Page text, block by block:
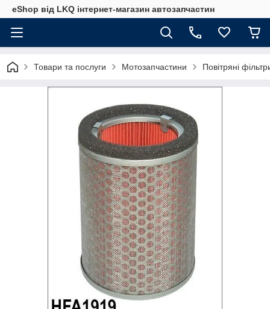
eShop від LKQ інтернет-магазин автозапчастин
Товари та послуги Мотозапчастини Повітряні